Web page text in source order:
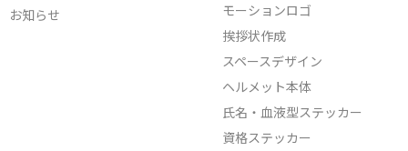
お知らせ
モーションロゴ
挨拶状作成
スペースデザイン
ヘルメット本体
氏名・血液型ステッカー
資格ステッカー